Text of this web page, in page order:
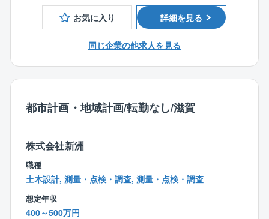
が可能です。
■測量調査
GNSS（全球測位衛星システム）をはじめとする各種
三次元点群測量
・用地測量、街区・画地測量
環境アセスメント業務の実績を通じて培ったノウハウ
により、騒音・振動などの生活環境に関する項目か
ら、動植物・景観など自然環境に関する項目まで、幅
広く調査・解析を行い、環境に配慮した事業計画、開
発と保全のバランスのとれた対策を提案します。
お気に入り 詳細を見る
同じ企業の他求人を見る
都市計画・地域計画/転勤なし/滋賀
株式会社新洲
職種
土木設計, 測量・点検・調査, 測量・点検・調査
想定年収
400～500万円